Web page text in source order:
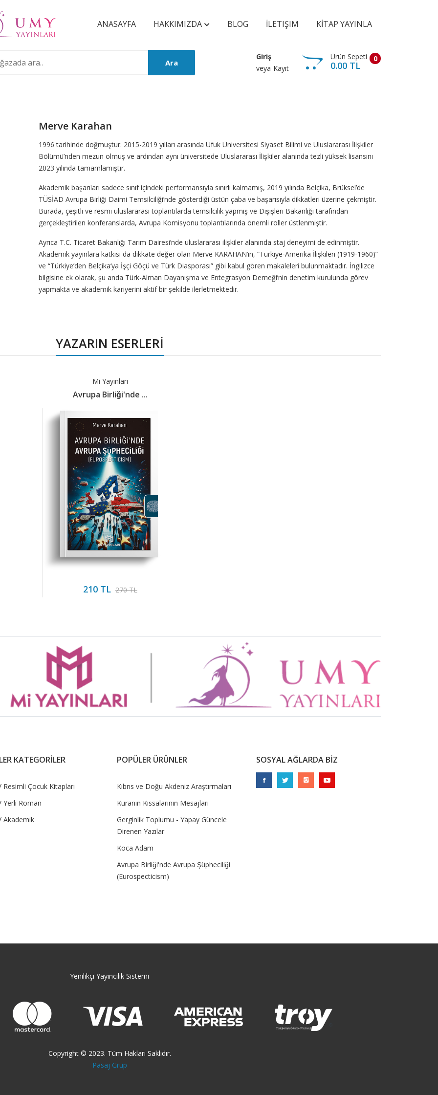
ANASAYFA HAKKIMIZDA BLOG İLETIŞIM KİTAP YAYINLA
Ara
Giriş
veya Kayıt
0
Ürün Sepeti
0.00 TL
Merve Karahan
Product
Summery
1996 tarihinde doğmuştur. 2015-2019 yılları arasında Ufuk Üniversitesi Siyaset Bilimi ve Uluslararası İlişkiler
Bölümü’nden mezun olmuş ve ardından aynı üniversitede Uluslararası İlişkiler alanında tezli yüksek lisansını
2023 yılında tamamlamıştır.
Akademik başarıları sadece sınıf içindeki performansıyla sınırlı kalmamış, 2019 yılında Belçika, Brüksel’de
TÜSİAD Avrupa Birliği Daimi Temsilciliği’nde gösterdiği üstün çaba ve başarısıyla dikkatleri üzerine çekmiştir.
Burada, çeşitli ve resmi uluslararası toplantılarda temsilcilik yapmış ve Dışişleri Bakanlığı tarafından
gerçekleştirilen konferanslarda, Avrupa Komisyonu toplantılarında önemli roller üstlenmiştir.
Ayrıca T.C. Ticaret Bakanlığı Tarım Dairesi’nde uluslararası ilişkiler alanında staj deneyimi de edinmiştir.
Akademik yayınlara katkısı da dikkate değer olan Merve KARAHAN’ın, “Türkiye-Amerika İlişkileri (1919-1960)”
ve “Türkiye’den Belçika’ya İşçi Göçü ve Türk Diasporası” gibi kabul gören makaleleri bulunmaktadır. İngilizce
bilgisine ek olarak, şu anda Türk-Alman Dayanışma ve Entegrasyon Derneği’nin denetim kurulunda görev
yapmakta ve akademik kariyerini aktif bir şekilde ilerletmektedir.
YAZARIN ESERLERİ
Mi Yayınları
Avrupa Birliği'nde ...
210 TL 270 TL
KATEGORİLER
Resimli Çocuk Kitapları
Yerli Roman
Akademik
POPÜLER ÜRÜNLER
Kıbrıs ve Doğu Akdeniz Araştırmaları
Kuranın Kıssalarının Mesajları
Gerginlik Toplumu - Yapay Güncele
Direnen Yazılar
Koca Adam
Avrupa Birliği'nde Avrupa Şüpheciliği
(Eurospecticism)
SOSYAL AĞLARDA BİZ
Yenilikçi Yayıncılık Sistemi
Copyright © 2023. Tüm Hakları Saklıdır.
Pasaj Grup